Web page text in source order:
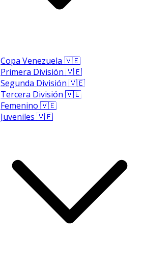
Copa Venezuela 🇻🇪
Primera División 🇻🇪
Segunda División 🇻🇪
Tercera División 🇻🇪
Femenino 🇻🇪
Juveniles 🇻🇪